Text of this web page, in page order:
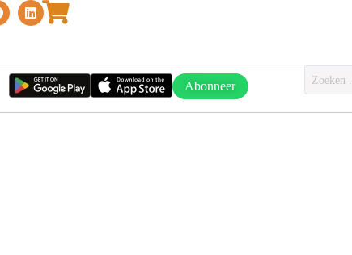
Abonneer